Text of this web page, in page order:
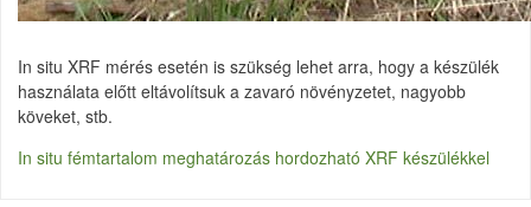
In situ XRF mérés esetén is szükség lehet arra, hogy a készülék
használata előtt eltávolítsuk a zavaró növényzetet, nagyobb
köveket, stb.
In situ fémtartalom meghatározás hordozható XRF készülékkel